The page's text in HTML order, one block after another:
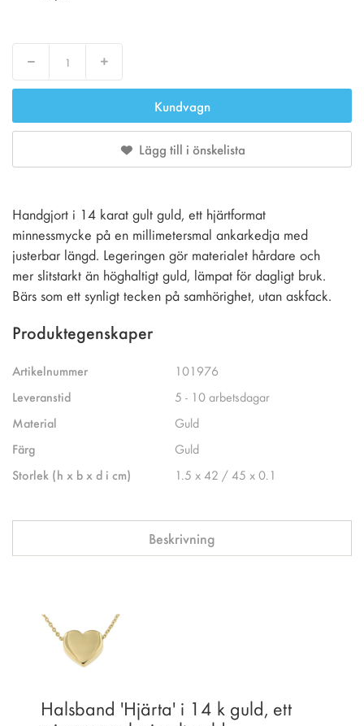
Decrease Increase
Kundvagn
Lägg till i önskelista
Handgjort i 14 karat gult guld, ett hjärtformat
minnessmycke på en millimetersmal ankarkedja med
justerbar längd. Legeringen gör materialet hårdare och
mer slitstarkt än höghaltigt guld, lämpat för dagligt bruk.
Bärs som ett synligt tecken på samhörighet, utan askfack.
Produktegenskaper
Artikelnummer
101976
Leveranstid
5 - 10 arbetsdagar
Material
Guld
Färg
Guld
Storlek (h x b x d i cm)
1.5 x 42 / 45 x 0.1
Beskrivning
Halsband 'Hjärta' i 14 k guld, ett